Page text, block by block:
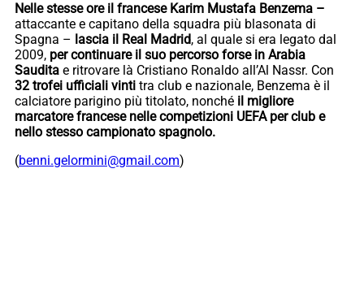
Nelle stesse ore il francese Karim Mustafa Benzema –
attaccante e capitano della squadra più blasonata di
Spagna – lascia il Real Madrid, al quale si era legato dal
2009, per continuare il suo percorso forse in Arabia
Saudita e ritrovare là Cristiano Ronaldo all’Al Nassr. Con
32 trofei ufficiali vinti tra club e nazionale, Benzema è il
calciatore parigino più titolato, nonché il migliore
marcatore francese nelle competizioni UEFA per club e
nello stesso campionato spagnolo.
(benni.gelormini@gmail.com)